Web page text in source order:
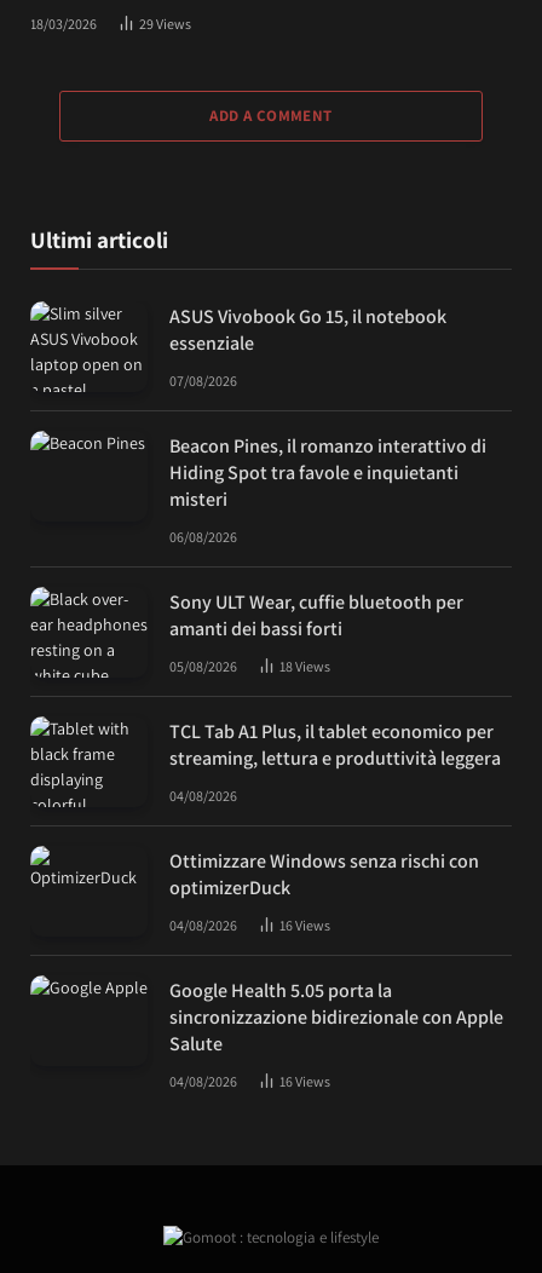
18/03/2026 29Views
ADD A COMMENT
Ultimi articoli
ASUS Vivobook Go 15, il notebook
essenziale
07/08/2026
Beacon Pines, il romanzo interattivo di
Hiding Spot tra favole e inquietanti
misteri
06/08/2026
Sony ULT Wear, cuffie bluetooth per
amanti dei bassi forti
05/08/2026 18Views
TCL Tab A1 Plus, il tablet economico per
streaming, lettura e produttività leggera
04/08/2026
Ottimizzare Windows senza rischi con
optimizerDuck
04/08/2026 16Views
Google Health 5.05 porta la
sincronizzazione bidirezionale con Apple
Salute
04/08/2026 16Views